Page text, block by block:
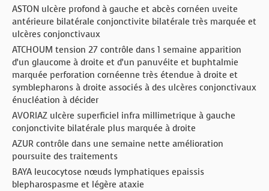
ASTON ulcère profond à gauche et abcès cornéen uveite
antérieure bilatérale conjonctivite bilatérale très marquée et
ulcères conjonctivaux
ATCHOUM tension 27 contrôle dans 1 semaine apparition
d’un glaucome à droite et d’un panuvéite et buphtalmie
marquée perforation cornéenne très étendue à droite et
symblepharons à droite associés à des ulcères conjonctivaux
énucléation à décider
AVORIAZ ulcère superficiel infra millimetrique à gauche
conjonctivite bilatérale plus marquée à droite
AZUR contrôle dans une semaine nette amélioration
poursuite des traitements
BAYA leucocytose nœuds lymphatiques epaissis
blepharospasme et légère ataxie